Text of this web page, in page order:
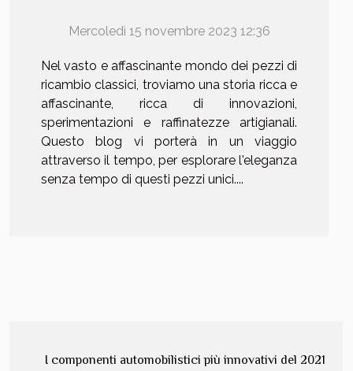
Mercoledì 15 novembre 2023 12:36
Nel vasto e affascinante mondo dei pezzi di
ricambio classici, troviamo una storia ricca e
affascinante, ricca di innovazioni,
sperimentazioni e raffinatezze artigianali.
Questo blog vi porterà in un viaggio
attraverso il tempo, per esplorare l'eleganza
senza tempo di questi pezzi unici....
I componenti automobilistici più innovativi del 2021